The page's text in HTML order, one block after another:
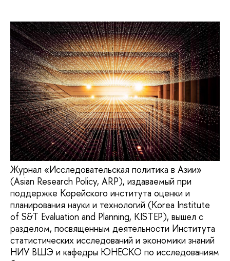
Журнал «Исследовательская политика в Азии»
(Asian Research Policy, ARP), издаваемый при
поддержке Корейского института оценки и
планирования науки и технологий (Korea Institute
of S&T Evaluation and Planning, KISTEP), вышел с
разделом, посвященным деятельности Института
статистических исследований и экономики знаний
НИУ ВШЭ и кафедры ЮНЕСКО по исследованиям